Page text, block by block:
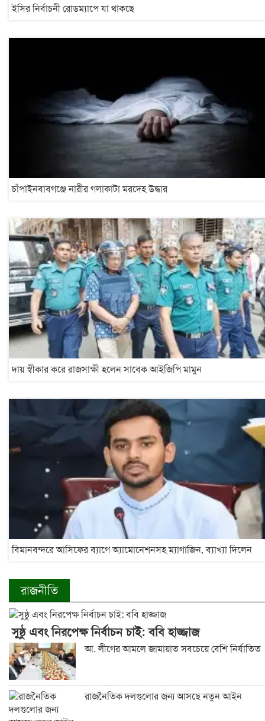
ইসির নির্বাচনী রোডম্যাপে যা থাকছে
চাঁপাইনবাবগঞ্জে নারীর গলাকাটা মরদেহ উদ্ধার
দায় স্বীকার করে রাজসাক্ষী হলেন সাবেক আইজিপি মামুন
বিমানবন্দরে আসিফের ব্যাগে অ্যামোনেশনসহ ম্যাগাজিন, ব্যাখ্যা দিলেন
রাজনীতি
সুষ্ঠু এবং নিরপেক্ষ নির্বাচন চাই: ববি হাজ্জাজ
আ. লীগের আমলে জামায়াত সবচেয়ে বেশি নির্যাতিত
রাজনৈতিক দলগুলোর জন্য আসছে নতুন আইন